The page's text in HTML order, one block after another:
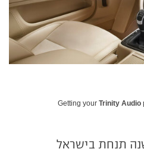
Getting your Trinity Audio
תנחת בישראל